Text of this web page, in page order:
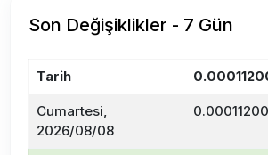
Son Değişiklikler - 7 Gün
Tarih
Cumartesi,
2026/08/08